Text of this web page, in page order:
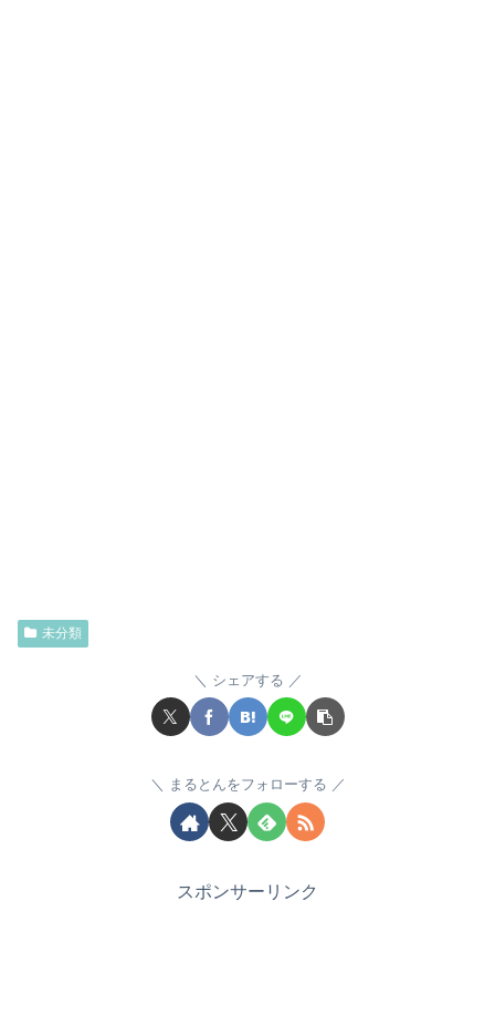
未分類
シェアする
まるとんをフォローする
スポンサーリンク